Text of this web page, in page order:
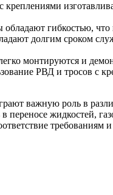
гибкостью,
долгим сроком
монтируются и
РВД и тросов с
важную роль в
в переносе жидкостей,